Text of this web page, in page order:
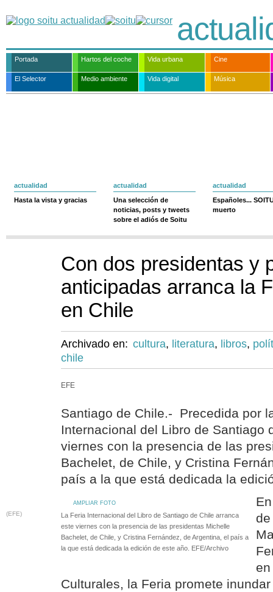
Portada Hartos del coche Vida urbana Cine
El Selector Medio ambiente Vida digital Música
actualidad
Hasta la vista y gracias
actualidad
Una selección de
noticias, posts y tweets
sobre el adiós de Soitu
actualidad
Españoles...
muerto
Con dos presidentas y
anticipadas arranca la
en Chile
Archivado en: cultura, literatura, libros,
chile
EFE
Santiago de Chile.- Precedida por
Internacional del Libro de Santiago
viernes con la presencia de las
Bachelet, de Chile, y Cristina
país a la que está dedicada la
AMPLIAR FOTO
(EFE)
La Feria Internacional del Libro de Santiago de Chile arranca
este viernes con la presencia de las presidentas Michelle
Bachelet, de Chile, y Cristina Fernández, de Argentina, el país a
la que está dedicada la edición de este año. EFE/Archivo
Culturales, la Feria promete